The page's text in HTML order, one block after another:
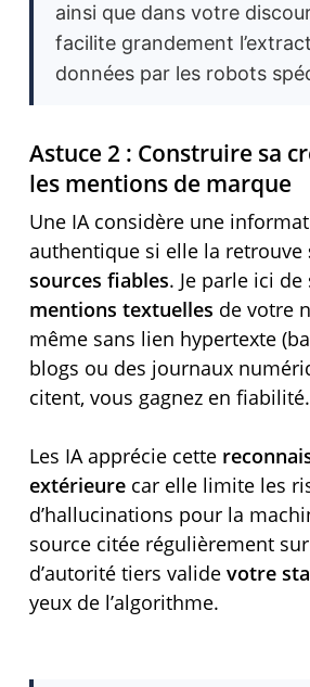
ainsi que dans votre
facilite grandement
données par les robots
Astuce 2 : Construire sa
les mentions de marque
Une IA considère une
authentique si elle la retrouve
sources fiables. Je parle ici
mentions textuelles de votre
même sans lien hypertexte
blogs ou des journaux
citent, vous gagnez en fiabilité.
Les IA apprécie cette
extérieurecar elle limite les
d’hallucinations pour la
source citée régulièrement
d’autorité tiers valide votre
yeux de l’algorithme.